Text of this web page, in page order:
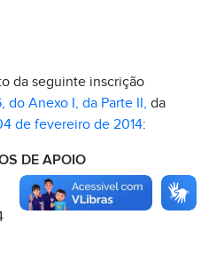
da seguinte inscrição
do Anexo I, da Parte II, da
de fevereiro de 2014:
DE APOIO